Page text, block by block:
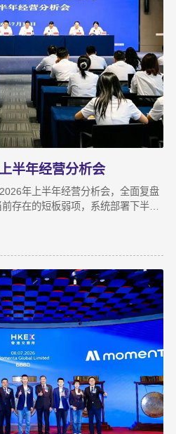
半年经营分析会
年上半年经营分析会，全面复盘
存在的短板弱项，系统部署下半年
会指导，湘江国投公司董事长龚国
重点专项推进情况。领导班子成员
落实举措，进一步统一思想、凝聚
础。龚国旺在总结讲话中指出，上
现营收6358万元，同比增长
同比增长82.8%。股权投资标的持
续增长，投资主业对公司整体盈利
金业务进退有序，投退良性循环格
地扎实推进，资本招商取得实质进
雨季施工困难，顺利完成竣工验
得阶段性突破，科技成果转化服务
加速铺开，为后续增长注入新活